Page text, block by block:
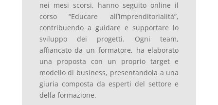
nei mesi scorsi, hanno seguito online il
corso “Educare all’imprenditorialità”,
contribuendo a guidare e supportare lo
sviluppo dei progetti. Ogni team,
affiancato da un formatore, ha elaborato
una proposta con un proprio target e
modello di business, presentandola a una
giuria composta da esperti del settore e
della formazione.